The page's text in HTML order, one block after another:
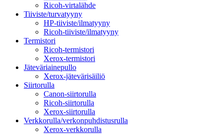
Ricoh-virtalähde
Tiiviste/turvatyyny
HP-tiiviste/ilmatyyny
Ricoh-tiiviste/ilmatyyny
Termistori
Ricoh-termistori
Xerox-termistori
Jäteväriainepullo
Xerox-jätevärisäiliö
Siirtorulla
Canon-siirtorulla
Ricoh-siirtorulla
Xerox-siirtorulla
Verkkorulla/verkonpuhdistusrulla
Xerox-verkkorulla